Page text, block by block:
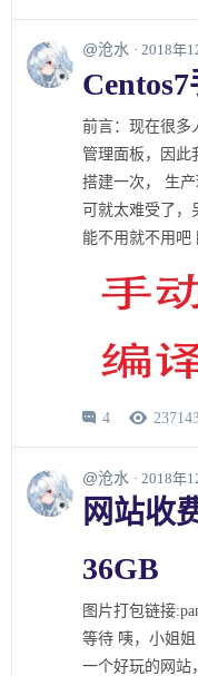
@沧水 · 2018年
前言：现在很多
管理面板，因此
搭建一次， 生
可就太难受了，
能不用就不用吧
 4 
@沧水 · 2018年
网站收
36GB
图片打包链接
等待 咦，小姐
一个好玩的网站